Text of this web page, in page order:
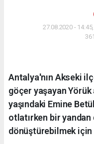
27.08.2020 -
Antalya'nın Akseki
göçer yaşayan
yaşındaki Emine
otlatırken bir
dönüştürebilmek için